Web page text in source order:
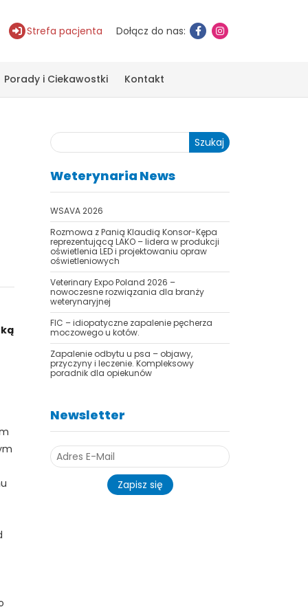
Strefa pacjenta Dołącz do nas:
Porady i Ciekawostki Kontakt
Szukaj
Weterynaria News
WSAVA 2026
Rozmowa z Panią Klaudią Konsor-Kępa
reprezentującą LAKO – lidera w produkcji
oświetlenia LED i projektowaniu opraw
oświetleniowych
Veterinary Expo Poland 2026 –
nowoczesne rozwiązania dla branży
weterynaryjnej
FIC – idiopatyczne zapalenie pęcherza
moczowego u kotów.
Zapalenie odbytu u psa – objawy,
przyczyny i leczenie. Kompleksowy
poradnik dla opiekunów
Newsletter
Zapisz się